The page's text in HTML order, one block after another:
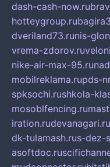
dash-cash-now.ru
hotteygroup.ru
dveriland73.runis-
vrema-zdorov.ru
nike-air-max-95.ru
mobilreklama.rupds-
spksochi.rushkola-
mosoblfencing.ru
iration.rudevanagari.ru
dk-tulamash.rus-dez-
asoftdoc.ru